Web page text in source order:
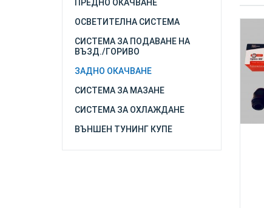
ПРЕДНО ОКАЧВАНЕ
ОСВЕТИТЕЛНА СИСТЕМА
СИСТЕМА ЗА ПОДАВАНЕ НА
ВЪЗД./ГОРИВО
ЗАДНО ОКАЧВАНЕ
СИСТЕМА ЗА МАЗАНЕ
СИСТЕМА ЗА ОХЛАЖДАНЕ
ВЪНШЕН ТУНИНГ КУПЕ